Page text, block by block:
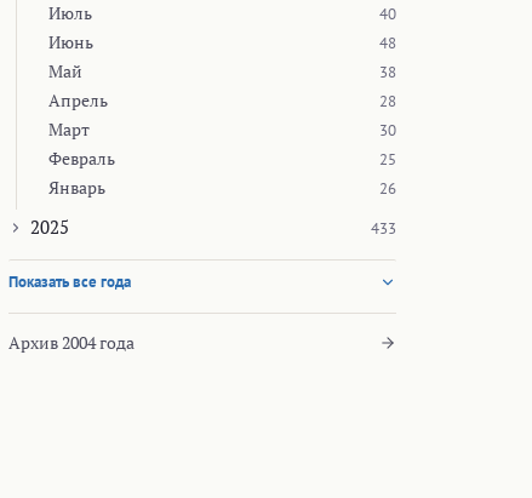
Июль 40
Июнь 48
Май 38
Апрель 28
Март 30
Февраль 25
Январь 26
2025 433
Показать все года
Архив 2004 года